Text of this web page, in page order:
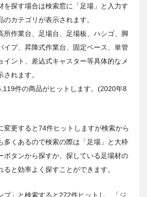
を探す場合は検索窓に「足場」と入力す
のカテゴリが表示されます。
所作業台、足場台、足場板、ハシゴ、脚
イプ、昇降式作業台、固定ベース、単管
イント、差込式キャスター等具体的なメ
れます。
件の商品がヒットします。(2020年8
変更すると74件ヒットしますが検索から
多くあるので検索の際は「足場」と大枠
ボタンから探すか、探している足場材の
と効率よく探すことができます。
プ」と検索すると272件ヒットし、「ジ